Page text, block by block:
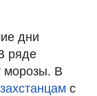
дни
ряде
морозы. В
с